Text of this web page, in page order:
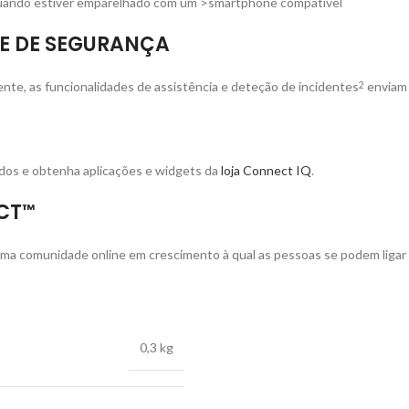
DE SEGURANÇA
as funcionalidades de assistência e deteção de incidentes2
e obtenha aplicações e widgets da loja Connect IQ.
™
comunidade online em crescimento à qual as pessoas se podem
0,3 kg